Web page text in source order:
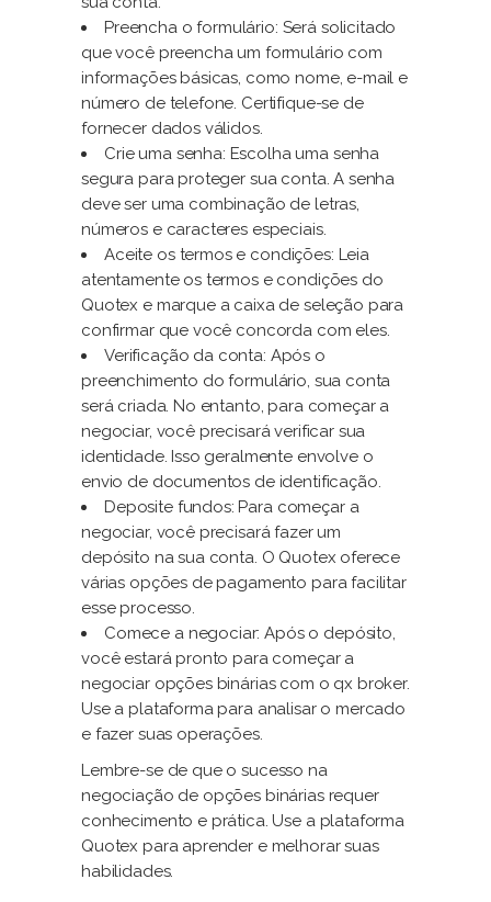
Preencha o formulário: Será solicitado
que você preencha um formulário com
informações básicas, como nome, e-mail e
número de telefone. Certifique-se de
fornecer dados válidos.
Crie uma senha: Escolha uma senha
segura para proteger sua conta. A senha
deve ser uma combinação de letras,
números e caracteres especiais.
Aceite os termos e condições: Leia
atentamente os termos e condições do
Quotex e marque a caixa de seleção para
confirmar que você concorda com eles.
Verificação da conta: Após o
preenchimento do formulário, sua conta
será criada. No entanto, para começar a
negociar, você precisará verificar sua
identidade. Isso geralmente envolve o
envio de documentos de identificação.
Deposite fundos: Para começar a
negociar, você precisará fazer um
depósito na sua conta. O Quotex oferece
várias opções de pagamento para facilitar
esse processo.
Comece a negociar: Após o depósito,
você estará pronto para começar a
negociar opções binárias com o qx broker.
Use a plataforma para analisar o mercado
e fazer suas operações.
Lembre-se de que o sucesso na
negociação de opções binárias requer
conhecimento e prática. Use a plataforma
Quotex para aprender e melhorar suas
habilidades.